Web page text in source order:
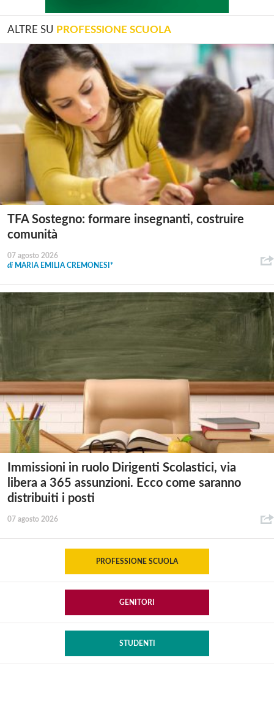
ALTRE SU PROFESSIONE SCUOLA
TFA Sostegno: formare insegnanti, costruire
comunità
07 agosto 2026
di MARIA EMILIA CREMONESI*
Immissioni in ruolo Dirigenti Scolastici, via
libera a 365 assunzioni. Ecco come saranno
distribuiti i posti
07 agosto 2026
PROFESSIONE SCUOLA
GENITORI
STUDENTI